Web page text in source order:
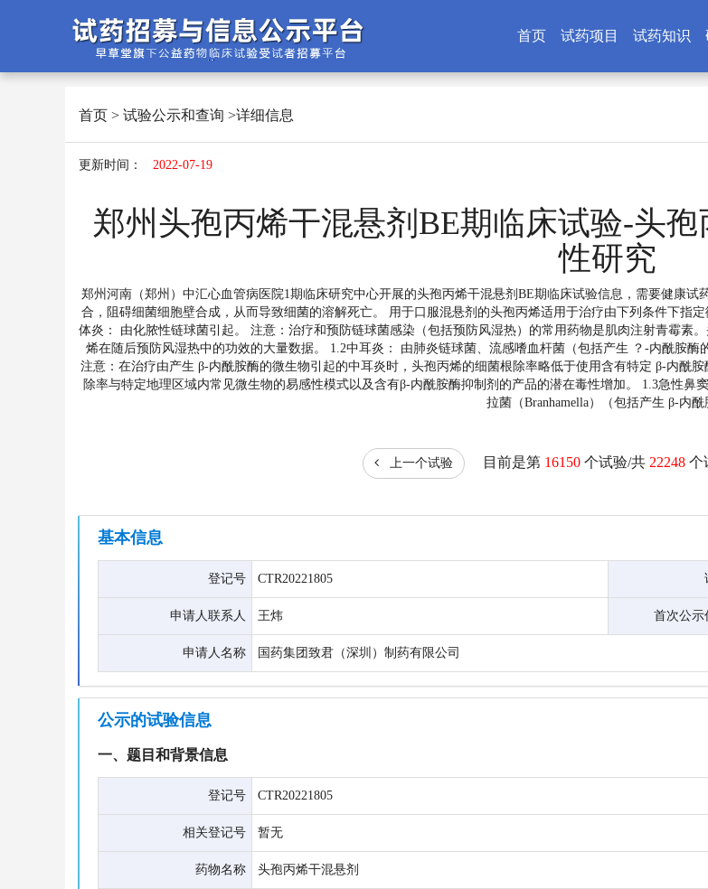
首页 试药项目 试药知识
首页 > 试验公示和查询 >详细信息
更新时间： 2022-07-19
郑州头孢丙烯干混悬剂BE期临床试验-头
性研究
郑州河南（郑州）中汇心血管病医院1期临床研究中心开展的头孢丙烯干混悬剂BE期临床试验信息，需要健康
合，阻碍细菌细胞壁合成，从而导致细菌的溶解死亡。 用于口服混悬剂的头孢丙烯适用于治疗由下列条件下指
体炎： 由化脓性链球菌引起。 注意：治疗和预防链球菌感染（包括预防风湿热）的常用药物是肌肉注射青霉素
烯在随后预防风湿热中的功效的大量数据。 1.2中耳炎： 由肺炎链球菌、流感嗜血杆菌（包括产生 ？-内酰胺酶
注意：在治疗由产生 β-内酰胺酶的微生物引起的中耳炎时，头孢丙烯的细菌根除率略低于使用含有特定 β-内酰
除率与特定地理区域内常见微生物的易感性模式以及含有β-内酰胺酶抑制剂的产品的潜在毒性增加。 1.3急性
拉菌（Branhamella）（包括产生 β-内酰
上一个试验 目前是第 16150 个试验/共 22248
基本信息
登记号 CTR20221805
申请人联系人 王炜 首次公示
申请人名称 国药集团致君（深圳）制药有限公司
公示的试验信息
一、题目和背景信息
登记号 CTR20221805
相关登记号 暂无
药物名称 头孢丙烯干混悬剂